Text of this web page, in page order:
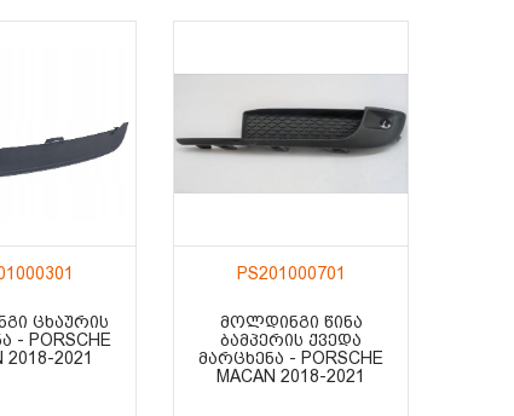
ᲪᲮᲐᲣᲠᲘᲡ
- PORSCHE
2018-2021
PS201000701
ᲛᲝᲚᲓᲘᲜᲒᲘ ᲬᲘᲜᲐ
ᲑᲐᲛᲞᲔᲠᲘᲡ ᲥᲕᲔᲓᲐ
ᲛᲐᲠᲪᲮᲔᲜᲐ - PORSCHE
MACAN 2018-2021